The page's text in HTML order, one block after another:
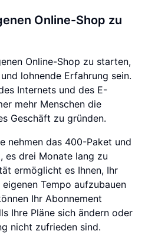
Online-Shop zu
Online-Shop zu starten,
lohnende Erfahrung sein.
Internets und des E-
mehr Menschen die
Geschäft zu gründen.
nehmen das 400-Paket und
es drei Monate lang zu
ermöglicht es Ihnen, Ihr
Tempo aufzubauen
Ihr Abonnement
Ihre Pläne sich ändern oder
nicht zufrieden sind.